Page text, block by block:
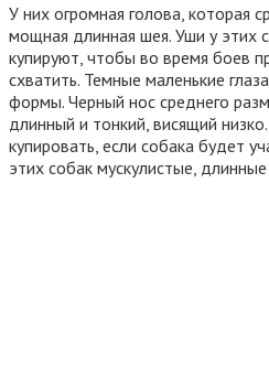
У них огромная голова, которая
мощная длинная шея. Уши у этих
купируют, чтобы во время боев
схватить. Темные маленькие
формы. Черный нос среднего
длинный и тонкий, висящий
купировать, если собака будет
этих собак мускулистые,